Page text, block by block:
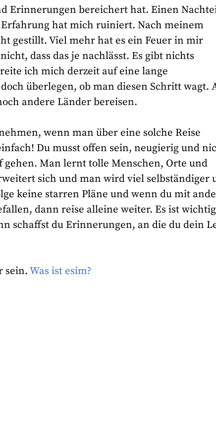
Erinnerungen bereichert hat. Einen
hat mich ruiniert. Nach meinem
gestillt. Viel mehr hat es ein Feuer in mir
dass das je nachlässt. Es gibt nichts
ich mich derzeit auf eine lange
überlegen, ob man diesen Schritt wagt.
andere Länder bereisen.
wenn man über eine solche Reise
Du musst offen sein, neugierig und
gehen. Man lernt tolle Menschen, Orte und
sich und man wird viel selbständiger
keine starren Pläne und wenn du mit
dann reise alleine weiter. Es ist
schaffst du Erinnerungen, an die du dein
sein.Was ist esim?